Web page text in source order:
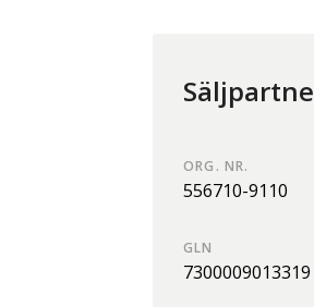
ORG. NR.
556710-9110
GLN
7300009013319